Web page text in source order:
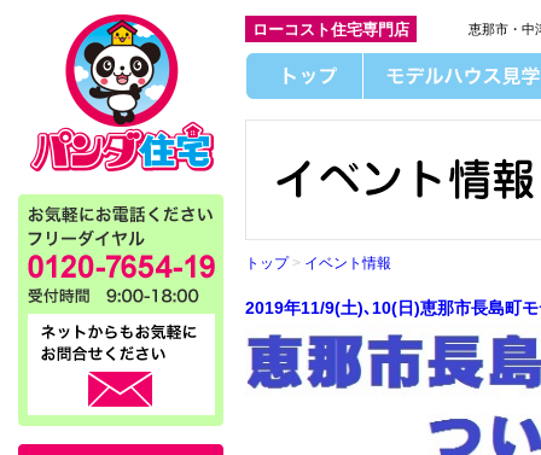
ローコスト住宅専門店 恵那市・中
トップ> イベント情報
2019年11/9(土)､10(日)恵那市長島町